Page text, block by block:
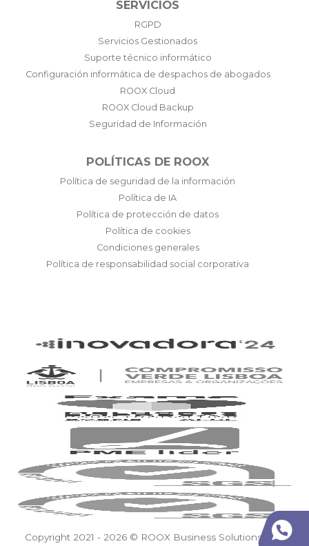
SERVICIOS
RGPD
Servicios Gestionados
Suporte técnico informático
Configuración informática de despachos de abogados
ROOX Cloud
ROOX Cloud Backup
Seguridad de Información
POLÍTICAS DE ROOX
Política de seguridad de la información
Política de IA
Política de protección de datos
Política de cookies
Condiciones generales
Política de responsabilidad social corporativa
Copyright 2021 - 2026 © ROOX Business Solutions, S.A.